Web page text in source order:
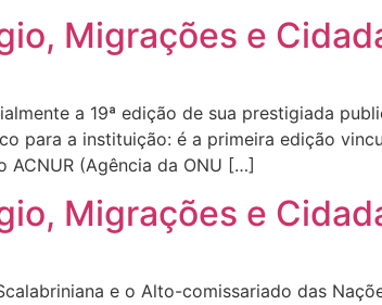
Migrações e
a 19ª edição de sua prestigiada
para a instituição: é a primeira edição
ACNUR (Agência da ONU […]
Migrações e
e o Alto-comissariado das